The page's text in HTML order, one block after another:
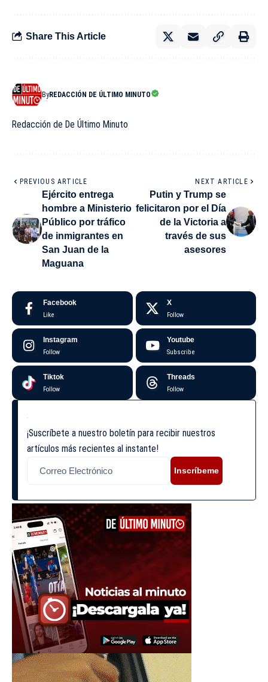
Share This Article
ByREDACCIÓN DE ÚLTIMO MINUTO
Redacción de De Último Minuto
PREVIOUS ARTICLE
Ejército entrega
hombre a Ministerio
Público por tráfico
de inmigrantes en
San Juan de la
Maguana
NEXT ARTICLE
Putin y Trump se
felicitaron por el Día
de la Victoria a
través de sus
asesores
Facebook
Like
X
Follow
Instagram
Follow
Youtube
Subscribe
Tiktok
Follow
Threads
Follow
¡Suscríbete a nuestro boletín para recibir nuestros
artículos más recientes al instante!
Inscríbeme